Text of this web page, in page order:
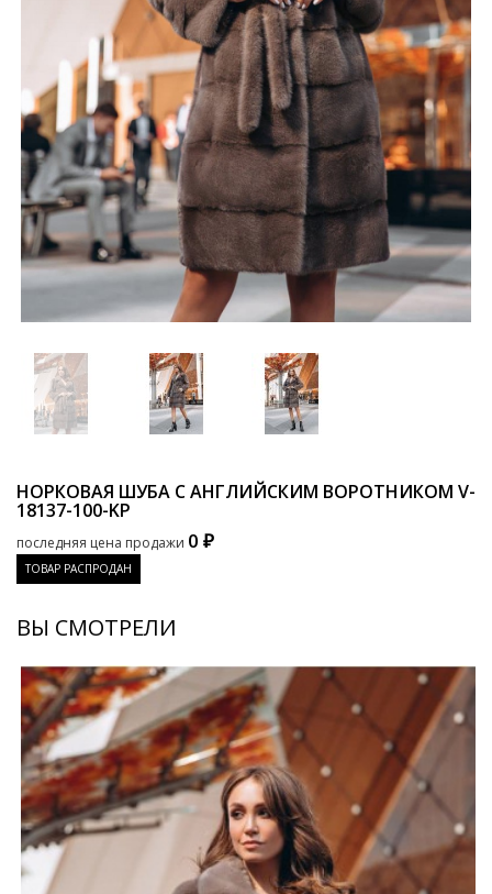
НОРКОВАЯ ШУБА С АНГЛИЙСКИМ ВОРОТНИКОМ V-
18137-100-KP
последняя цена продажи 0 ₽
ТОВАР РАСПРОДАН
ВЫ СМОТРЕЛИ